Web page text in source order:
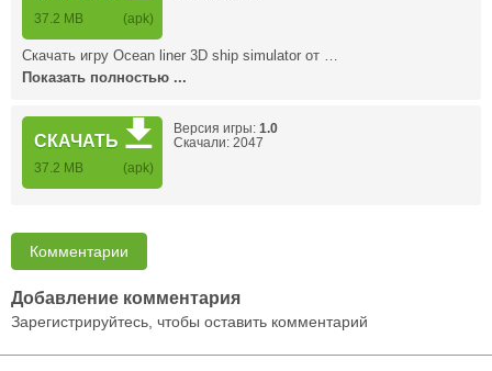
37.2 MB (apk)
Скачать игру Ocean liner 3D ship simulator от …
Показать полностью ...
СКАЧАТЬ
37.2 MB (apk)
Версия игры: 1.0
Скачали: 2047
Комментарии
Добавление комментария
Зарегистрируйтесь, чтобы оставить комментарий